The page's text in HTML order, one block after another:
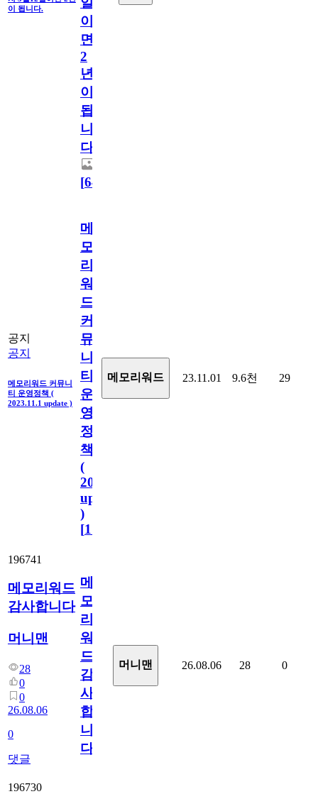
이 됩니다.
이
면
2
년
이
됩
니
다.
[64
공지
공지
메모리워드 커뮤니
티 운영정책 (
2023.11.1 update )
메
모
리
워
드
커
뮤
니
티
운
영
정
책
(
2023.11.1
update
)
[110
메모리워드 23.11.01 9.6천 29
196741
메모리워드
감사합니다
머니맨
28
0
0
26.08.06
0
댓글
메
모
리
워
드
감
사
합
니
다
머니맨 26.08.06 28 0
196730